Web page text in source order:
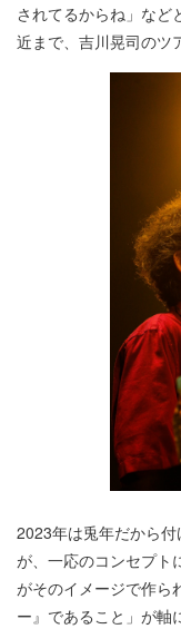
されてるからね」など
近まで、吉川晃司のツ
2023年は兎年だから付
が、一応のコンセプト
がそのイメージで作ら
ー』であること」が軸